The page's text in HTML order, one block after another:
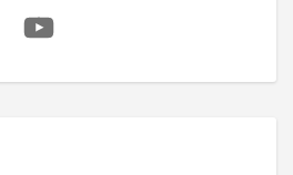
YouTube